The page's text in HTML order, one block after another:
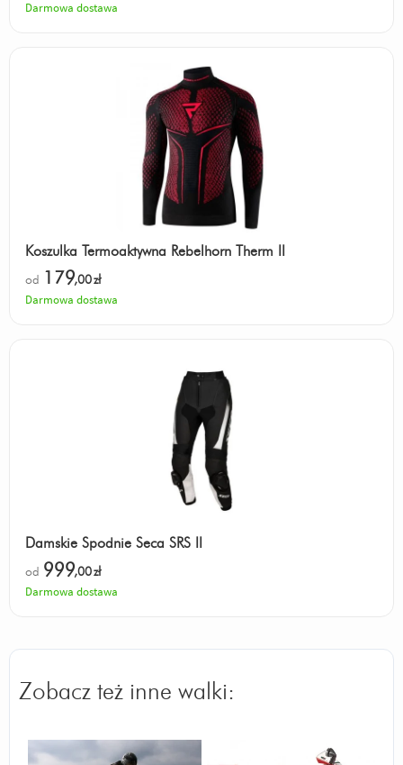
Darmowa dostawa
Koszulka Termoaktywna Rebelhorn Therm II
od 179,00zł
Darmowa dostawa
Damskie Spodnie Seca SRS II
od 999,00zł
Darmowa dostawa
Zobacz też inne walki: